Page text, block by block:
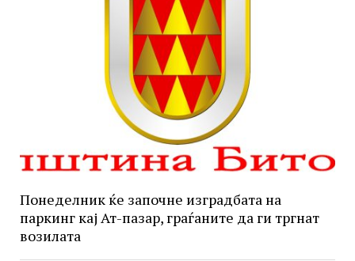
Понеделник ќе започне изградбата на
паркинг кај Ат-пазар, граѓаните да ги тргнат
возилата